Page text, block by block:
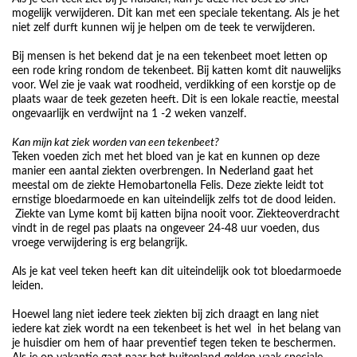
mogelijk verwijderen. Dit kan met een speciale tekentang. Als je het
niet zelf durft kunnen wij je helpen om de teek te verwijderen.
Bij mensen is het bekend dat je na een tekenbeet moet letten op
een rode kring rondom de tekenbeet. Bij katten komt dit nauwelijks
voor. Wel zie je vaak wat roodheid, verdikking of een korstje op de
plaats waar de teek gezeten heeft. Dit is een lokale reactie, meestal
ongevaarlijk en verdwijnt na 1 -2 weken vanzelf.
Kan mijn kat ziek worden van een tekenbeet?
Teken voeden zich met het bloed van je kat en kunnen op deze
manier een aantal ziekten overbrengen. In Nederland gaat het
meestal om de ziekte Hemobartonella Felis. Deze ziekte leidt tot
ernstige bloedarmoede en kan uiteindelijk zelfs tot de dood leiden.
Ziekte van Lyme komt bij katten bijna nooit voor. Ziekteoverdracht
vindt in de regel pas plaats na ongeveer 24-48 uur voeden, dus
vroege verwijdering is erg belangrijk.
Als je kat veel teken heeft kan dit uiteindelijk ook tot bloedarmoede
leiden.
Hoewel lang niet iedere teek ziekten bij zich draagt en lang niet
iedere kat ziek wordt na een tekenbeet is het wel in het belang van
je huisdier om hem of haar preventief tegen teken te beschermen.